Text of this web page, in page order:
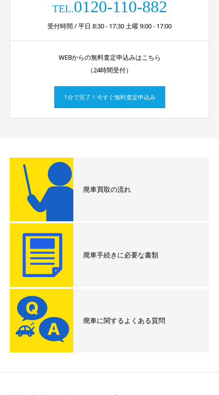
TEL.0120-110-882
受付時間 / 平日 8:30 - 17:30 土曜 9:00 - 17:00
WEBからの無料査定申込みはこちら
（24時間受付）
1分で完了！今すぐ無料査定申込み
廃車買取の流れ
廃車手続きに必要な書類
廃車に関するよくある質問